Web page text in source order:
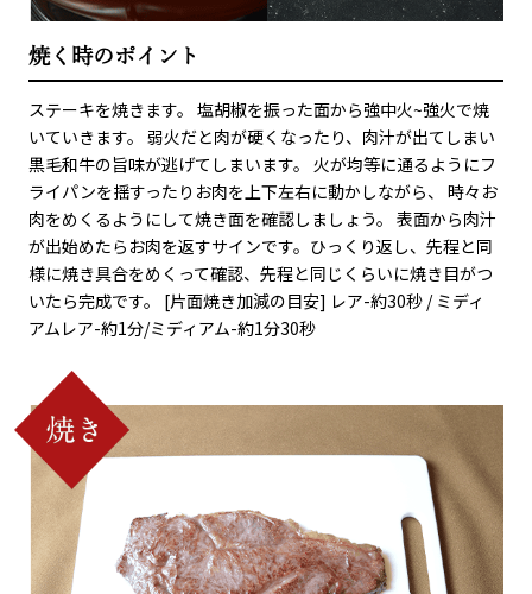
焼く時のポイント
ステーキを焼きます。 塩胡椒を振った面から強中火~強火で焼
いていきます。 弱火だと肉が硬くなったり、肉汁が出てしまい
黒毛和牛の旨味が逃げてしまいます。 火が均等に通るようにフ
ライパンを揺すったりお肉を上下左右に動かしながら、 時々お
肉をめくるようにして焼き面を確認しましょう。 表面から肉汁
が出始めたらお肉を返すサインです。ひっくり返し、先程と同
様に焼き具合をめくって確認、先程と同じくらいに焼き目がつ
いたら完成です。 [片面焼き加減の目安] レア-約30秒 / ミディ
アムレア-約1分/ミディアム-約1分30秒